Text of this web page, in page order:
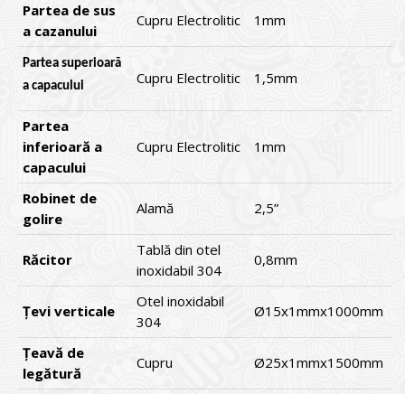
Partea de sus
a cazanului
Cupru Electrolitic 1mm
Partea superioară
a capacului
Cupru Electrolitic 1,5mm
Partea
inferioară a
capacului
Cupru Electrolitic 1mm
Robinet de
golire
Alamă 2,5”
Răcitor
Tablă din otel
inoxidabil 304
0,8mm
Țevi verticale
Otel inoxidabil
304
Ø15x1mmx1000mm
Țeavă de
legătură
Cupru Ø25x1mmx1500mm